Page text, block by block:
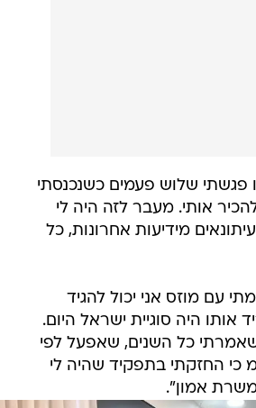
פגשתי שלוש פעמים כשנכנסתי
אותי. מעבר לזה היה לי
מידיעות אחרונות, כל
עם מוזס אני יכול להגיד
היה סוגיית ישראל היום.
כל השנים, שאפעל לפי
החזקתי בתפקיד שהיה לי
אמון".